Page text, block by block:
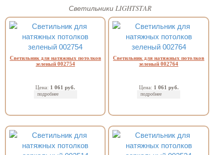
Светильники LIGHTSTAR
Светильник для натяжных потолков
зеленый 002754
Цена: 1 061 руб.
подробнее
Светильник для натяжных потолков
зеленый 002764
Цена: 1 061 руб.
подробнее